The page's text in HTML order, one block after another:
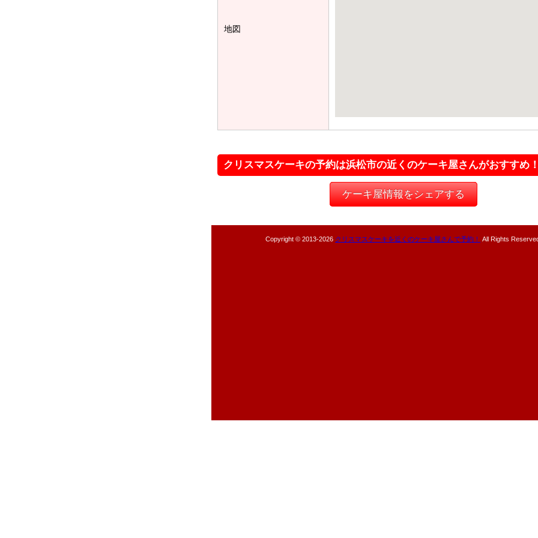
地図
クリスマスケーキの予約は浜松市の近くのケーキ屋さんがおすすめ
ケーキ屋情報をシェアする
Copyright © 2013-2026 クリスマスケーキを近くのケーキ屋さんで予約！ All Rights